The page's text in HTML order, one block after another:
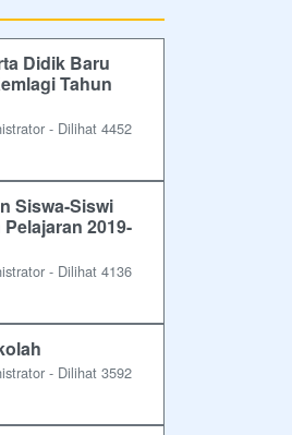
Didik Baru
Tahun
- Dilihat 4452
Siswa-Siswi
2019-
- Dilihat 4136
- Dilihat 3592